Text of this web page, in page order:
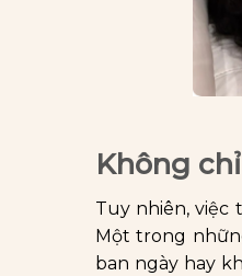
Không
Tuy nhiên, việc
Một trong
ban ngày hay